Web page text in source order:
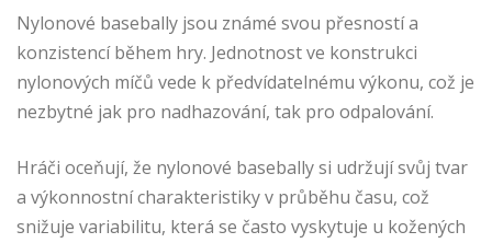
Nylonové basebally jsou známé svou přesností a
konzistencí během hry. Jednotnost ve konstrukci
nylonových míčů vede k předvídatelnému výkonu, což je
nezbytné jak pro nadhazování, tak pro odpalování.
Hráči oceňují, že nylonové basebally si udržují svůj tvar
a výkonnostní charakteristiky v průběhu času, což
snižuje variabilitu, která se často vyskytuje u kožených